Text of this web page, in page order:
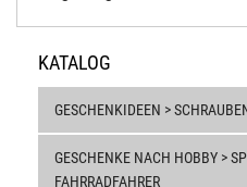
KATALOG
GESCHENKIDEEN >
GESCHENKE NACH HOBBY >
FAHRRADFAHRER